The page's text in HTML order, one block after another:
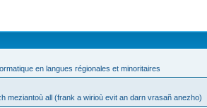
en langues régionales et minoritaires
meziantoù all (frank a wirioù evit an darn vrasañ anezho)